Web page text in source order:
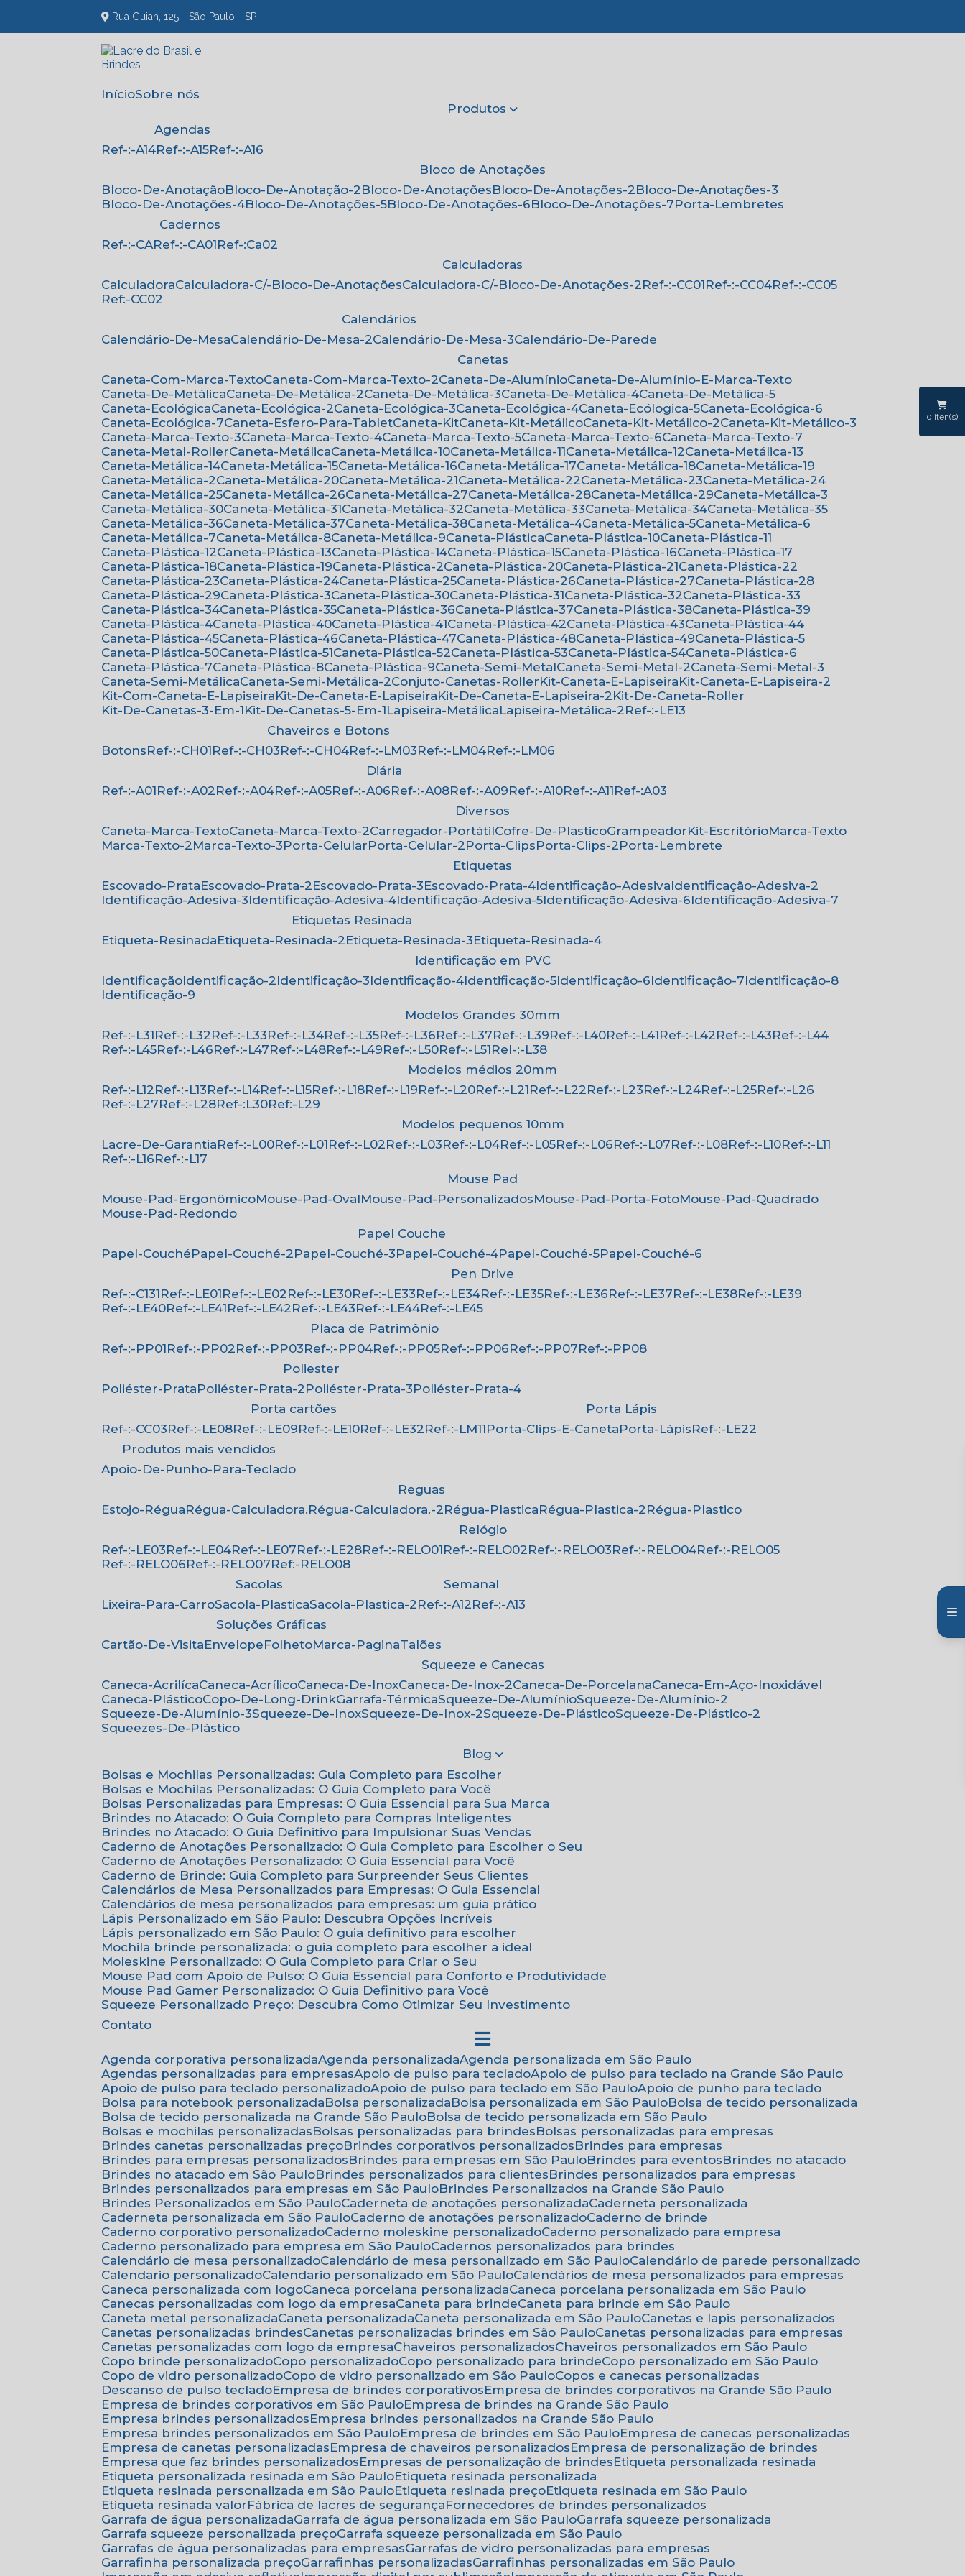
Rua Guian, 125 - São Paulo - SP
Início Sobre nós
Produtos
Agendas
Ref-:-A14
Ref-:-A15
Ref-:-A16
Bloco de Anotações
Bloco-De-Anotação
Bloco-De-Anotação-2 Bloco-De-Anotações Bloco-De-Anotações-2
Bloco-De-Anotações-3
Bloco-De-Anotações-4
Bloco-De-Anotações-5 Bloco-De-Anotações-6 Bloco-De-Anotações-7
Porta-Lembretes
Cadernos
Ref-:-CA
Ref-:-CA01
Ref-:Ca02
Calculadoras
Calculadora
Calculadora-C/-Bloco-De-Anotações Calculadora-C/-Bloco-De-Anotações-2 Ref-:-CC01 Ref-:-CC04
Ref-:-CC05
Ref:-CC02
Calendários
Calendário-De-Mesa
Calendário-De-Mesa-2 Calendário-De-Mesa-3
Calendário-De-Parede
Canetas
Caneta-Com-Marca-Texto
Caneta-Com-Marca-Texto-2 Caneta-De-Alumínio
Caneta-De-Alumínio-E-Marca-Texto
Caneta-De-Metálica
Caneta-De-Metálica-2 Caneta-De-Metálica-3 Caneta-De-Metálica-4
Caneta-De-Metálica-5
Caneta-Ecológica
Caneta-Ecológica-2 Caneta-Ecológica-3 Caneta-Ecológica-4 Caneta-Ecólogica-5
Caneta-Ecológica-6
Caneta-Ecológica-7
Caneta-Esfero-Para-Tablet Caneta-Kit Caneta-Kit-Metálico Caneta-Kit-Metálico-2
Caneta-Kit-Metálico-3
Caneta-Marca-Texto-3
Caneta-Marca-Texto-4 Caneta-Marca-Texto-5 Caneta-Marca-Texto-6
Caneta-Marca-Texto-7
Caneta-Metal-Roller
Caneta-Metálica Caneta-Metálica-10 Caneta-Metálica-11 Caneta-Metálica-12
Caneta-Metálica-13
Caneta-Metálica-14
Caneta-Metálica-15 Caneta-Metálica-16 Caneta-Metálica-17 Caneta-Metálica-18
Caneta-Metálica-19
Caneta-Metálica-2
Caneta-Metálica-20 Caneta-Metálica-21 Caneta-Metálica-22 Caneta-Metálica-23
Caneta-Metálica-24
Caneta-Metálica-25
Caneta-Metálica-26 Caneta-Metálica-27 Caneta-Metálica-28 Caneta-Metálica-29
Caneta-Metálica-3
Caneta-Metálica-30
Caneta-Metálica-31 Caneta-Metálica-32 Caneta-Metálica-33 Caneta-Metálica-34
Caneta-Metálica-35
Caneta-Metálica-36
Caneta-Metálica-37 Caneta-Metálica-38 Caneta-Metálica-4 Caneta-Metálica-5
Caneta-Metálica-6
Caneta-Metálica-7
Caneta-Metálica-8 Caneta-Metálica-9 Caneta-Plástica Caneta-Plástica-10
Caneta-Plástica-11
Caneta-Plástica-12
Caneta-Plástica-13 Caneta-Plástica-14 Caneta-Plástica-15 Caneta-Plástica-16
Caneta-Plástica-17
Caneta-Plástica-18
Caneta-Plástica-19 Caneta-Plástica-2 Caneta-Plástica-20 Caneta-Plástica-21
Caneta-Plástica-22
Caneta-Plástica-23
Caneta-Plástica-24 Caneta-Plástica-25 Caneta-Plástica-26 Caneta-Plástica-27
Caneta-Plástica-28
Caneta-Plástica-29
Caneta-Plástica-3 Caneta-Plástica-30 Caneta-Plástica-31 Caneta-Plástica-32
Caneta-Plástica-33
Caneta-Plástica-34
Caneta-Plástica-35 Caneta-Plástica-36 Caneta-Plástica-37 Caneta-Plástica-38
Caneta-Plástica-39
Caneta-Plástica-4
Caneta-Plástica-40 Caneta-Plástica-41 Caneta-Plástica-42 Caneta-Plástica-43
Caneta-Plástica-44
Caneta-Plástica-45
Caneta-Plástica-46 Caneta-Plástica-47 Caneta-Plástica-48 Caneta-Plástica-49
Caneta-Plástica-5
Caneta-Plástica-50
Caneta-Plástica-51 Caneta-Plástica-52 Caneta-Plástica-53 Caneta-Plástica-54
Caneta-Plástica-6
Caneta-Plástica-7
Caneta-Plástica-8 Caneta-Plástica-9 Caneta-Semi-Metal Caneta-Semi-Metal-2
Caneta-Semi-Metal-3
Caneta-Semi-Metálica
Caneta-Semi-Metálica-2 Conjuto-Canetas-Roller Kit-Caneta-E-Lapiseira
Kit-Caneta-E-Lapiseira-2
Kit-Com-Caneta-E-Lapiseira
Kit-De-Caneta-E-Lapiseira Kit-De-Caneta-E-Lapiseira-2
Kit-De-Caneta-Roller
Kit-De-Canetas-3-Em-1
Kit-De-Canetas-5-Em-1 Lapiseira-Metálica Lapiseira-Metálica-2
Ref-:-LE13
Chaveiros e Botons
Botons
Ref-:-CH01 Ref-:-CH03 Ref-:-CH04 Ref-:-LM03 Ref-:-LM04
Ref-:-LM06
Diária
Ref-:-A01
Ref-:-A02 Ref-:-A04 Ref-:-A05 Ref-:-A06 Ref-:-A08 Ref-:-A09 Ref-:-A10 Ref-:-A11
Ref-:A03
Diversos
Caneta-Marca-Texto
Caneta-Marca-Texto-2 Carregador-Portátil Cofre-De-Plastico Grampeador Kit-Escritório
Marca-Texto
Marca-Texto-2
Marca-Texto-3 Porta-Celular Porta-Celular-2 Porta-Clips Porta-Clips-2
Porta-Lembrete
Etiquetas
Escovado-Prata
Escovado-Prata-2 Escovado-Prata-3 Escovado-Prata-4 Identificação-Adesiva Identificação-Adesiva-2
Identificação-Adesiva-3 Identificação-Adesiva-4 Identificação-Adesiva-5 Identificação-Adesiva-6 Identificação-Adesiva-7
Etiquetas Resinada
Etiqueta-Resinada
Etiqueta-Resinada-2 Etiqueta-Resinada-3
Etiqueta-Resinada-4
Identificação em PVC
Identificação Identificação-2 Identificação-3 Identificação-4 Identificação-5 Identificação-6 Identificação-7 Identificação-8
Identificação-9
Modelos Grandes 30mm
Ref-:-L31
Ref-:-L32 Ref-:-L33 Ref-:-L34 Ref-:-L35 Ref-:-L36 Ref-:-L37 Ref-:-L39 Ref-:-L40 Ref-:-L41 Ref-:-L42 Ref-:-L43
Ref-:-L44
Ref-:-L45
Ref-:-L46 Ref-:-L47 Ref-:-L48 Ref-:-L49 Ref-:-L50 Ref-:-L51
Rel-:-L38
Modelos médios 20mm
Ref-:-L12
Ref-:-L13 Ref-:-L14 Ref-:-L15 Ref-:-L18 Ref-:-L19 Ref-:-L20 Ref-:-L21 Ref-:-L22 Ref-:-L23 Ref-:-L24 Ref-:-L25
Ref-:-L26
Ref-:-L27
Ref-:-L28 Ref-:L30
Ref:-L29
Modelos pequenos 10mm
Lacre-De-Garantia
Ref-:-L00 Ref-:-L01 Ref-:-L02 Ref-:-L03 Ref-:-L04 Ref-:-L05 Ref-:-L06 Ref-:-L07 Ref-:-L08 Ref-:-L10
Ref-:-L11
Ref-:-L16
Ref-:-L17
Mouse Pad
Mouse-Pad-Ergonômico
Mouse-Pad-Oval Mouse-Pad-Personalizados Mouse-Pad-Porta-Foto
Mouse-Pad-Quadrado
Mouse-Pad-Redondo
Papel Couche
Papel-Couché
Papel-Couché-2 Papel-Couché-3 Papel-Couché-4 Papel-Couché-5
Papel-Couché-6
Pen Drive
Ref-:-C131
Ref-:-LE01 Ref-:-LE02 Ref-:-LE30 Ref-:-LE33 Ref-:-LE34 Ref-:-LE35 Ref-:-LE36 Ref-:-LE37 Ref-:-LE38
Ref-:-LE39
Ref-:-LE40
Ref-:-LE41 Ref-:-LE42 Ref-:-LE43 Ref-:-LE44
Ref-:-LE45
Placa de Patrimônio
Ref-:-PP01
Ref-:-PP02 Ref-:-PP03 Ref-:-PP04 Ref-:-PP05 Ref-:-PP06 Ref-:-PP07
Ref-:-PP08
Poliester
Poliéster-Prata
Poliéster-Prata-2 Poliéster-Prata-3
Poliéster-Prata-4
Porta cartões
Ref-:-CC03
Ref-:-LE08 Ref-:-LE09 Ref-:-LE10 Ref-:-LE32 Ref-:-LM11
Porta Lápis
Porta-Clips-E-Caneta
Porta-Lápis
Ref-:-LE22
Produtos mais vendidos
Apoio-De-Punho-Para-Teclado
Reguas
Estojo-Régua
Régua-Calculadora. Régua-Calculadora.-2 Régua-Plastica Régua-Plastica-2
Régua-Plastico
Relógio
Ref-:-LE03
Ref-:-LE04 Ref-:-LE07 Ref-:-LE28 Ref-:-RELO01 Ref-:-RELO02 Ref-:-RELO03 Ref-:-RELO04
Ref-:-RELO05
Ref-:-RELO06
Ref-:-RELO07
Ref:-RELO08
Sacolas
Lixeira-Para-Carro Sacola-Plastica Sacola-Plastica-2
Semanal
Ref-:-A12
Ref-:-A13
Soluções Gráficas
Cartão-De-Visita
Envelope Folheto Marca-Pagina
Talões
Squeeze e Canecas
Caneca-Acrilíca
Caneca-Acrílico Caneca-De-Inox Caneca-De-Inox-2 Caneca-De-Porcelana
Caneca-Em-Aço-Inoxidável
Caneca-Plástico
Copo-De-Long-Drink Garrafa-Térmica Squeeze-De-Alumínio Squeeze-De-Alumínio-2
Squeeze-De-Alumínio-3
Squeeze-De-Inox Squeeze-De-Inox-2 Squeeze-De-Plástico Squeeze-De-Plástico-2
Squeezes-De-Plástico
Blog
Bolsas e Mochilas Personalizadas: Guia Completo para Escolher
Bolsas e Mochilas Personalizadas: O Guia Completo para Você
Bolsas Personalizadas para Empresas: O Guia Essencial para Sua Marca
Brindes no Atacado: O Guia Completo para Compras Inteligentes
Brindes no Atacado: O Guia Definitivo para Impulsionar Suas Vendas
Caderno de Anotações Personalizado: O Guia Completo para Escolher o Seu
Caderno de Anotações Personalizado: O Guia Essencial para Você
Caderno de Brinde: Guia Completo para Surpreender Seus Clientes
Calendários de Mesa Personalizados para Empresas: O Guia Essencial
Calendários de mesa personalizados para empresas: um guia prático
Lápis Personalizado em São Paulo: Descubra Opções Incríveis
Lápis personalizado em São Paulo: O guia definitivo para escolher
Mochila brinde personalizada: o guia completo para escolher a ideal
Moleskine Personalizado: O Guia Completo para Criar o Seu
Mouse Pad com Apoio de Pulso: O Guia Essencial para Conforto e Produtividade
Mouse Pad Gamer Personalizado: O Guia Definitivo para Você
Squeeze Personalizado Preço: Descubra Como Otimizar Seu Investimento
Contato
Agenda corporativa personalizada Agenda personalizada Agenda personalizada em São Paulo
Agendas personalizadas para empresas Apoio de pulso para teclado Apoio de pulso para teclado na Grande São Paulo
Apoio de pulso para teclado personalizado Apoio de pulso para teclado em São Paulo Apoio de punho para teclado
Bolsa para notebook personalizada
Bolsa personalizada Bolsa personalizada em São Paulo
Bolsa de tecido personalizada
Bolsa de tecido personalizada na Grande São Paulo
Bolsa de tecido personalizada em São Paulo
Bolsas e mochilas personalizadas
Bolsas personalizadas para brindes
Bolsas personalizadas para empresas
Brindes canetas personalizadas preço
Brindes corporativos personalizados
Brindes para empresas
Brindes para empresas personalizados
Brindes para empresas em São Paulo Brindes para eventos
Brindes no atacado
Brindes no atacado em São Paulo
Brindes personalizados para clientes
Brindes personalizados para empresas
Brindes personalizados para empresas em São Paulo
Brindes Personalizados na Grande São Paulo
Brindes Personalizados em São Paulo
Caderneta de anotações personalizada
Caderneta personalizada
Caderneta personalizada em São Paulo
Caderno de anotações personalizado
Caderno de brinde
Caderno corporativo personalizado
Caderno moleskine personalizado
Caderno personalizado para empresa
Caderno personalizado para empresa em São Paulo
Cadernos personalizados para brindes
Calendário de mesa personalizado
Calendário de mesa personalizado em São Paulo
Calendário de parede personalizado
Calendario personalizado
Calendario personalizado em São Paulo
Calendários de mesa personalizados para empresas
Caneca personalizada com logo
Caneca porcelana personalizada
Caneca porcelana personalizada em São Paulo
Canecas personalizadas com logo da empresa
Caneta para brinde
Caneta para brinde em São Paulo
Caneta metal personalizada
Caneta personalizada Caneta personalizada em São Paulo
Canetas e lapis personalizados
Canetas personalizadas brindes
Canetas personalizadas brindes em São Paulo
Canetas personalizadas para empresas
Canetas personalizadas com logo da empresa
Chaveiros personalizados
Chaveiros personalizados em São Paulo
Copo brinde personalizado
Copo personalizado Copo personalizado para brinde
Copo personalizado em São Paulo
Copo de vidro personalizado
Copo de vidro personalizado em São Paulo
Copos e canecas personalizadas
Descanso de pulso teclado
Empresa de brindes corporativos
Empresa de brindes corporativos na Grande São Paulo
Empresa de brindes corporativos em São Paulo
Empresa de brindes na Grande São Paulo
Empresa brindes personalizados
Empresa brindes personalizados na Grande São Paulo
Empresa brindes personalizados em São Paulo
Empresa de brindes em São Paulo
Empresa de canecas personalizadas
Empresa de canetas personalizadas
Empresa de chaveiros personalizados
Empresa de personalização de brindes
Empresa que faz brindes personalizados
Empresas de personalização de brindes
Etiqueta personalizada resinada
Etiqueta personalizada resinada em São Paulo Etiqueta resinada personalizada
Etiqueta resinada personalizada em São Paulo Etiqueta resinada preço Etiqueta resinada em São Paulo
Etiqueta resinada valor
Fábrica de lacres de segurança
Fornecedores de brindes personalizados
Garrafa de água personalizada
Garrafa de água personalizada em São Paulo
Garrafa squeeze personalizada
Garrafa squeeze personalizada preço
Garrafa squeeze personalizada em São Paulo
Garrafas de água personalizadas para empresas
Garrafas de vidro personalizadas para empresas
Garrafinha personalizada preço
Garrafinhas personalizadas
Garrafinhas personalizadas em São Paulo
0 iten(s)